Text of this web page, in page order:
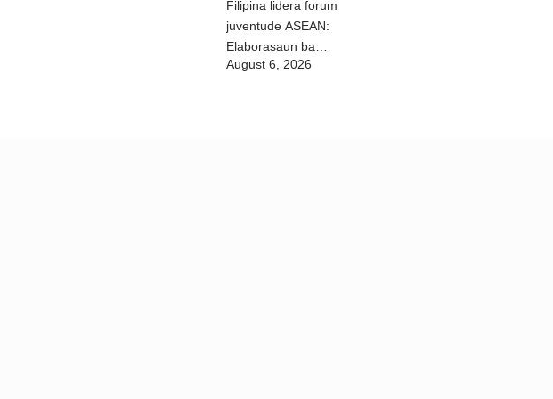
Filipina lidera forum
juventude ASEAN:
Elaborasaun ba
deklarasaun reziliénsia
August 6, 2026